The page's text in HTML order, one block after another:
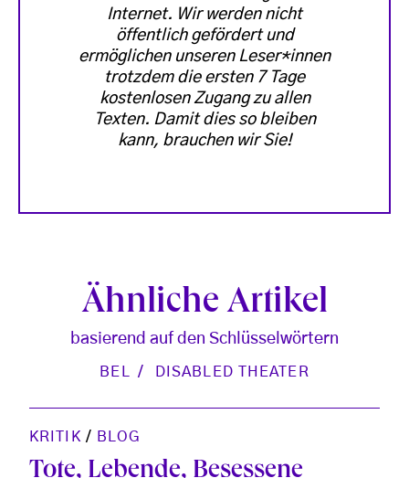
Internet. Wir werden nicht
öffentlich gefördert und
ermöglichen unseren Leser*innen
trotzdem die ersten 7 Tage
kostenlosen Zugang zu allen
Texten. Damit dies so bleiben
kann, brauchen wir Sie!
Ähnliche Artikel
basierend auf den Schlüsselwörtern
BEL DISABLED THEATER
KRITIK / BLOG
Tote, Lebende, Besessene